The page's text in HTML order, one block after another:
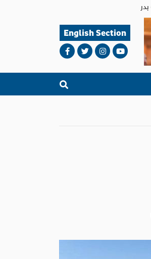
English Section